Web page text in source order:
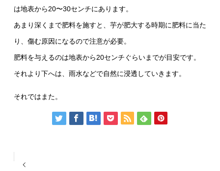
は地表から20〜30センチにあります。
あまり深くまで肥料を施すと、芋が肥大する時期に肥料に当た
り、傷む原因になるので注意が必要。
肥料を与えるのは地表から20センチぐらいまでが目安です。
それより下へは、雨水などで自然に浸透していきます。
それではまた。